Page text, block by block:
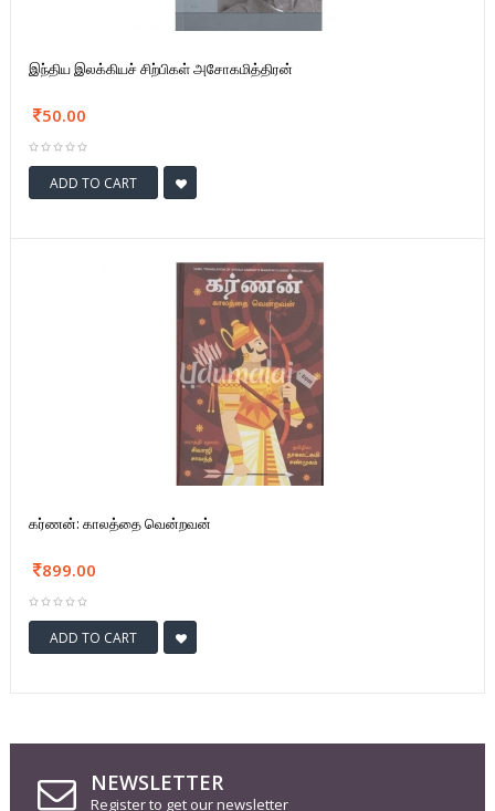
இந்திய இலக்கியச் சிற்பிகள் அசோகமித்திரன்
50.00
ADD TO CART
கர்ணன்: காலத்தை வென்றவன்
899.00
ADD TO CART
NEWSLETTER
Register to get our newsletter